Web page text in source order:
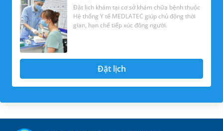
Đặt lịch khám tại cơ sở khám chữa bệnh thuộc
Hệ thống Y tế MEDLATEC giúp chủ động thời
gian, hạn chế tiếp xúc đông người.
Đặt lịch